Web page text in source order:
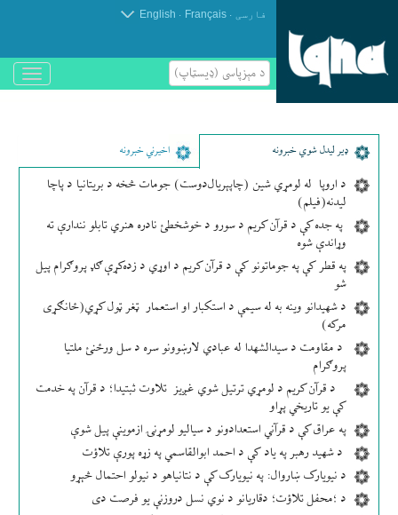
فارسی .
Français
.
English
د مېزپاسى (ډیسټاپ)
باز
و
ډير لیدل شوي خبرونه اخیرني خبرونه
د اروپا له لومړي شین (چاپېریال‌دوست) جومات څخه د بریتانیا د پاچا
لیدنه(فیلم)
په جده کې د قرآن کریم د سورو د خوشخطئ نادره هنري تابلو نندارې ته
وړاندې شوه
په قطر کې په جوماتونو کې د قرآن کریم د اوړي د زده‌کړې ګډ پروګرام پیل
شو
د شهیدانو وینه به له سیمې د استکبار او استعمار ټغر ټول کړي(ځانګړی
مرکه)
د مقاومت د سیدالشهدا له عبادي لارښوونو سره د سل ورځنئ ملتیا
پروګرام
د قرآن کریم د لومړي ترتیل شوي غږیز تلاوت ثبتیدا؛ د قرآن په خدمت
کې یو تاریخي پړاو
په عراق کې د قرآني استعدادونو د سیالیو لومړنۍ ازموینې پیل شوې
د شهید رهبر په یاد کې د احمد ابوالقاسمي په زړه پورې تلاؤت
د نیویارک ښاروال: په نیویارک کې د نتانیاهو د نیولو احتمال څېړو
د ؛محفل تلاؤت؛ دقاریانو د نوي نسل دروزنې یو فرصت دی